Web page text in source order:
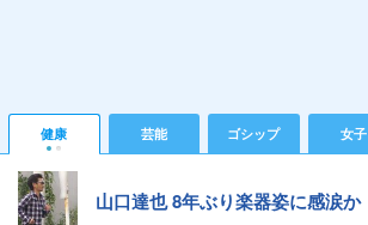
健康 芸能 ゴシップ 女子
山口達也 8年ぶり楽器姿に感涙か